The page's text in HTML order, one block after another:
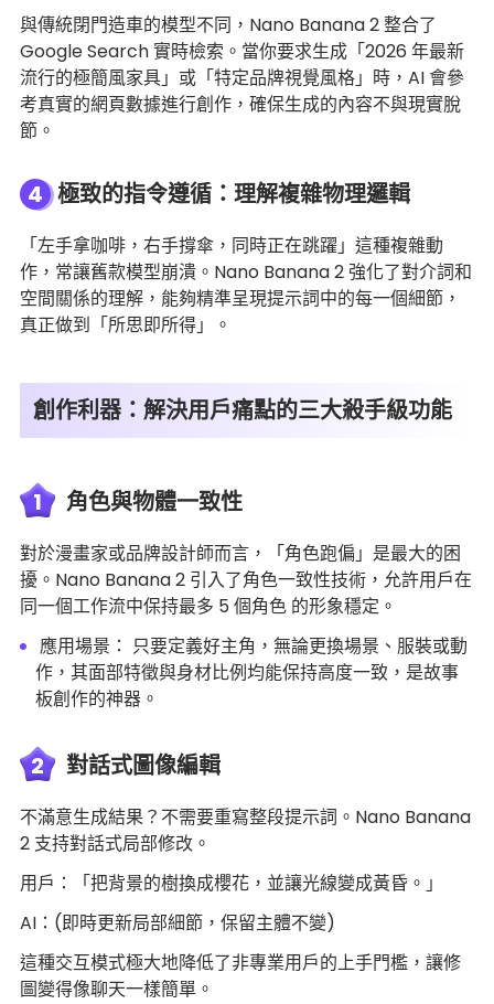
與傳統閉門造車的模型不同，Nano Banana 2 整合了
Google Search 實時檢索。當你要求生成「2026 年最新
流行的極簡風家具」或「特定品牌視覺風格」時，AI 會參
考真實的網頁數據進行創作，確保生成的內容不與現實脫
節。
4 極致的指令遵循：理解複雜物理邏輯
「左手拿咖啡，右手撐傘，同時正在跳躍」這種複雜動
作，常讓舊款模型崩潰。Nano Banana 2 強化了對介詞和
空間關係的理解，能夠精準呈現提示詞中的每一個細節，
真正做到「所思即所得」。
創作利器：解決用戶痛點的三大殺手級功能
1 角色與物體一致性
對於漫畫家或品牌設計師而言，「角色跑偏」是最大的困
擾。Nano Banana 2 引入了角色一致性技術，允許用戶在
同一個工作流中保持最多 5 個角色 的形象穩定。
應用場景： 只要定義好主角，無論更換場景、服裝或動
作，其面部特徵與身材比例均能保持高度一致，是故事
板創作的神器。
2 對話式圖像編輯
不滿意生成結果？不需要重寫整段提示詞。Nano Banana
2 支持對話式局部修改。
用戶：「把背景的樹換成櫻花，並讓光線變成黃昏。」
AI：(即時更新局部細節，保留主體不變)
這種交互模式極大地降低了非專業用戶的上手門檻，讓修
圖變得像聊天一樣簡單。